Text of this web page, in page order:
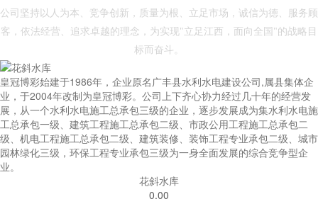
公司坚持以人为本、竞争创新，质量为根、立足市场，诚信为德、服务顾
客，依法经营、追求卓越的理念，为实现"立足江西，面向全国"的战略目
标而奋斗。
皇冠博彩始建于1986年，企业原名广丰县水利水电建设公司,属县集体企
业，于2004年改制为皇冠博彩。公司上下齐心协力经过几十年的经营发
展，从一个水利水电施工总承包三级的企业，逐步发展成为集水利水电施
工总承包一级、建筑工程施工总承包二级、市政公用工程施工总承包二
级、机电工程施工总承包二级、建筑装修、装饰工程专业承包二级、城市
园林绿化三级，环保工程专业承包三级为一身全面发展的综合竞争型企
业。
花斜水库
0.00